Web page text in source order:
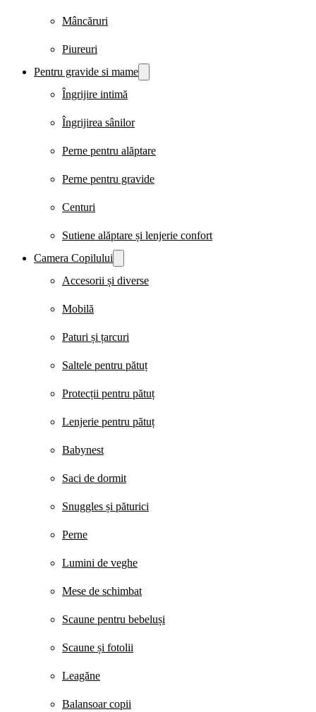
Mâncăruri
Piureuri
Pentru gravide si mame
Îngrijire intimă
Îngrijirea sânilor
Perne pentru alăptare
Perne pentru gravide
Centuri
Sutiene alăptare și lenjerie confort
Camera Copilului
Accesorii și diverse
Mobilă
Paturi și țarcuri
Saltele pentru pătuț
Protecții pentru pătuț
Lenjerie pentru pătuț
Babynest
Saci de dormit
Snuggles și păturici
Perne
Lumini de veghe
Mese de schimbat
Scaune pentru bebeluși
Scaune și fotolii
Leagăne
Balansoar copii